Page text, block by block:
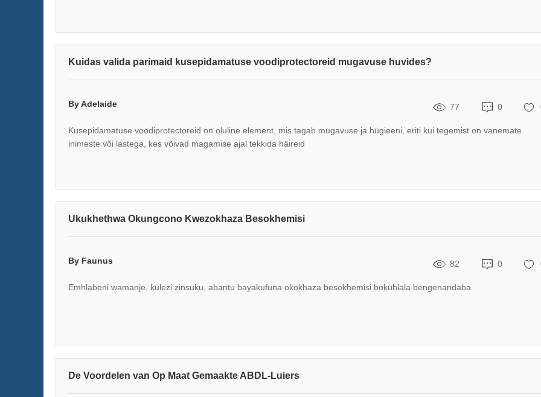
Kuidas valida parimaid kusepidamatuse voodiprotectoreid mugavuse huvides?
By Adelaide 77 0
Kusepidamatuse voodiprotectoreid on oluline element, mis tagab mugavuse ja hügieeni, eriti kui tegemist on vanemate
inimeste või lastega, kes võivad magamise ajal tekkida häireid
Ukukhethwa Okungcono Kwezokhaza Besokhemisi
By Faunus 82 0
Emhlabeni wamanje, kulezi zinsuku, abantu bayakufuna okokhaza besokhemisi bokuhlala bengenandaba
De Voordelen van Op Maat Gemaakte ABDL-Luiers